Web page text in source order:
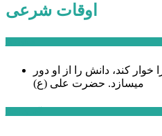
اوقات شرعی
خوار كند، دانش را از او دور
میسازد. حضرت علی (ع)